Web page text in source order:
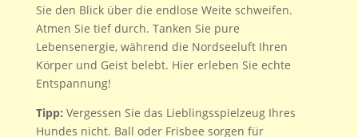
Sie den Blick über die endlose Weite schweifen.
Atmen Sie tief durch. Tanken Sie pure
Lebensenergie, während die Nordseeluft Ihren
Körper und Geist belebt. Hier erleben Sie echte
Entspannung!
Tipp: Vergessen Sie das Lieblingsspielzeug Ihres
Hundes nicht. Ball oder Frisbee sorgen für